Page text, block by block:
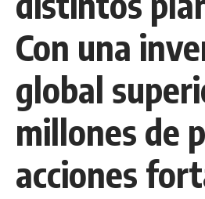
Con una
global
millones de
acciones